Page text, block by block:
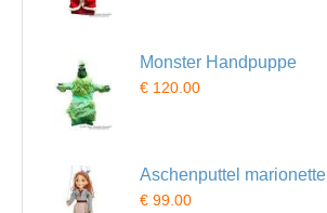
Monster Handpuppe
€ 120.00
Aschenputtel marionette
€ 99.00